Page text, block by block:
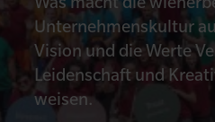
Unternehmenskultur
Vision und die Werte
Leidenschaft und
weisen.